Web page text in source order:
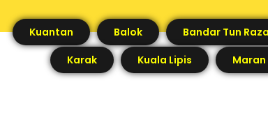
Kuantan Balok Bandar Tun
Karak
Kuala Lipis Maran